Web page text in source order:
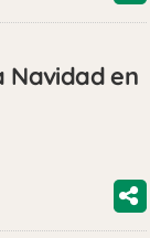
Navidad en